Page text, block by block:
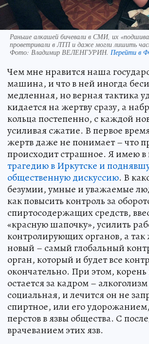
Раньше алкашей бичевали в СМИ, их
проветривали в ЛТП и даже могли лишить
Фото: Владимир ВЕЛЕНГУРИН. Перейти в
Чем мне нравится наша
машина, и что в ней иногда
медленная, но верная тактика
кидается на жертву сразу, а
кольца постепенно, с каждой
усиливая сжатие. В первое
жертв даже не понимает – что
происходит страшное. Я имею в
трагедию в Иркутске и
общественную дискуссию. В
безумии, умные и уважаемые
как повысить контроль за
спиртосодержащих средств,
«красную шапочку», усилить
контролирующих органов, а
новый – самый глобальный
орган, который и будет все
окончательно. При этом,
остается за кадром –
социальная, и лечится он не
спиртное, или его
перстов в язвы общества. С
врачеванием этих язв.